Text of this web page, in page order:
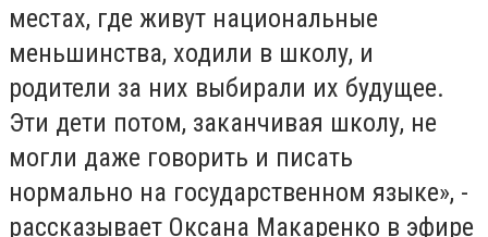
местах, где живут национальные
меньшинства, ходили в школу, и
родители за них выбирали их будущее.
Эти дети потом, заканчивая школу, не
могли даже говорить и писать
нормально на государственном языке», -
рассказывает Оксана Макаренко в эфире